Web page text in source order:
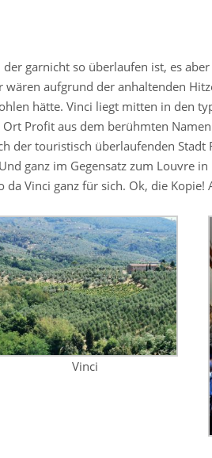
garnicht so überlaufen ist, es
wären aufgrund der anhaltenden
hätte. Vinci liegt mitten in den
Profit aus dem berühmten
der touristisch überlaufenden Stadt
ganz im Gegensatz zum Louvre
Vinci ganz für sich. Ok, die Kopie!
Vinci